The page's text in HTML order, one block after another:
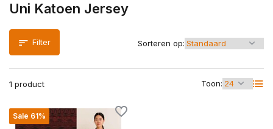
Uni Katoen Jersey
Filter
1 product Toon:
Sorteren op:
Sale 61%